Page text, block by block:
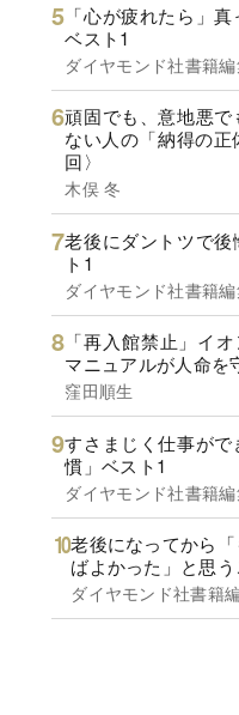
「心が疲れたら」
ベスト1
ダイヤモンド社書籍
頑固でも、意地悪
ない人の「納得の
回〉
木俣 冬
老後にダントツで
ト1
ダイヤモンド社書籍
「再入館禁止」イ
マニュアルが人命を
窪田順生
すさまじく仕事が
慣」ベスト1
ダイヤモンド社書籍
老後になってから
ばよかった」と思
ダイヤモンド社書籍